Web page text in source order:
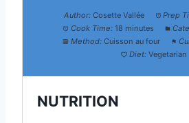
Author: Cosette Vallée Prep
Cook Time: 18 minutes
Method: Cuisson au four
Diet: Vegetarian
NUTRITION